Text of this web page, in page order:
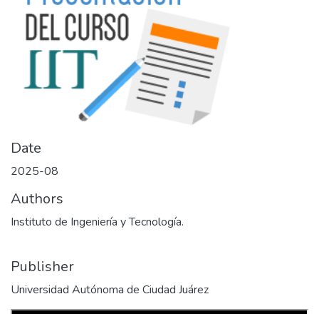
Date
2025-08
Authors
Instituto de Ingeniería y Tecnología.
Publisher
Universidad Autónoma de Ciudad Juárez